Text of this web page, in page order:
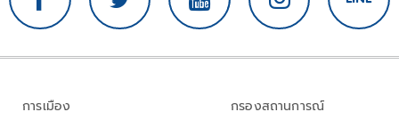
การเมือง
กรองสถานการณ์